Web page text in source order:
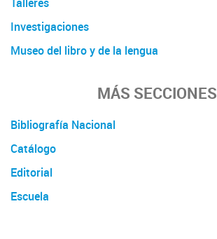
Investigaciones
Museo del libro y de la lengua
MÁS SECCIONES
Bibliografía Nacional
Catálogo
Editorial
Escuela